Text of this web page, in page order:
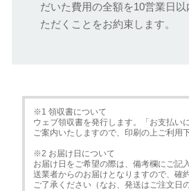
だいた費用の全額を10営業日
ただくことをお約束します。
※1 領収書について
ウェブ領収書を発行します。「お支払い
ご案内いたしますので、印刷の上ご利用下
※2 お届け日について
お届け日をご希望の際は、備考欄にご記
送業者からのお届けとなりますので、確
ご了承ください（なお、発送はご注文日